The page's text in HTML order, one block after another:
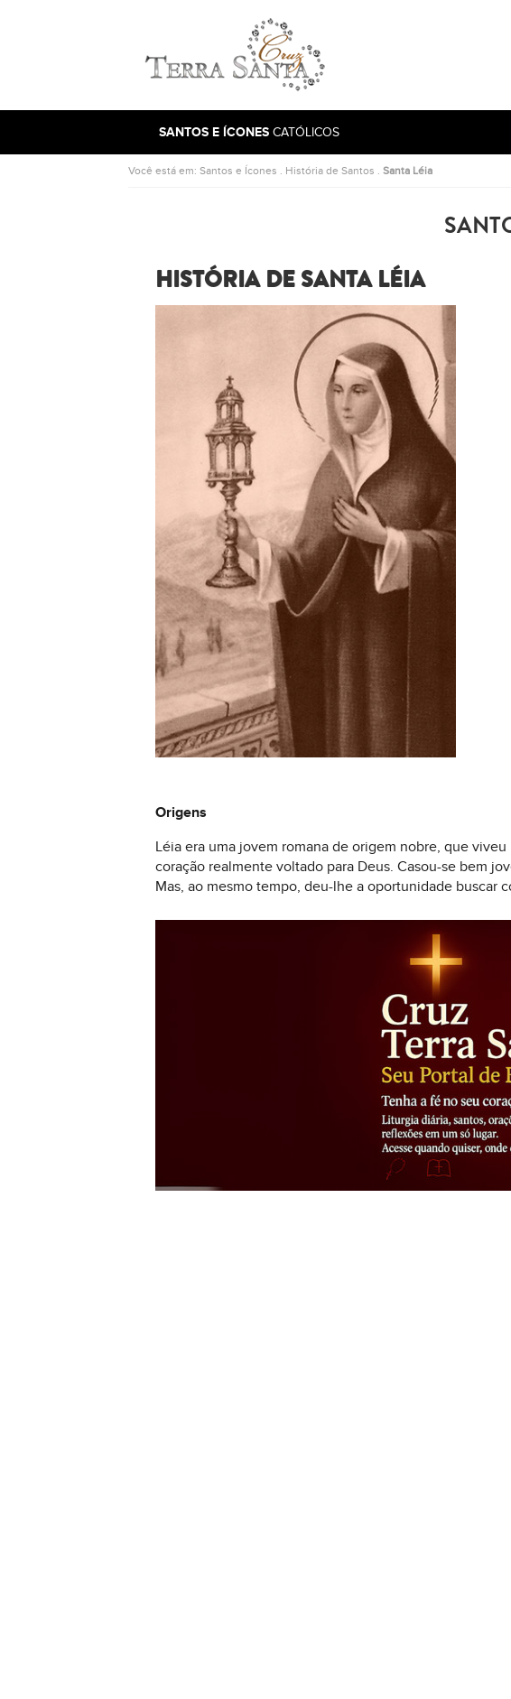
Ir para a página inicial
SANTOS E ÍCONES CATÓLICOS
Você está em: Santos e Ícones . História de Santos . Santa Léia
HISTÓRIA DE SANTA LÉIA
Origens
Léia era uma jovem romana de origem nobre, que
coração realmente voltado para Deus. Casou-se bem
Mas, ao mesmo tempo, deu-lhe a oportunidade buscar